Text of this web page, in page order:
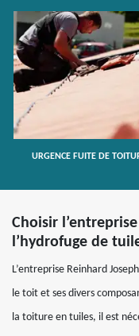
URGENCE FUITE DE
Choisir
l’hydrofuge de
L’entreprise Reinhard
le toit et ses divers
la toiture en tuiles, il est